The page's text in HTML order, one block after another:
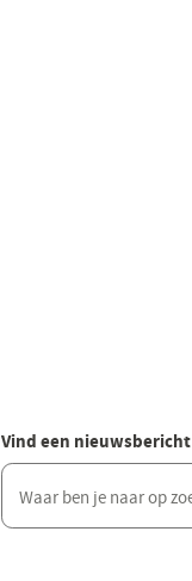
Vind een nieuwsbericht